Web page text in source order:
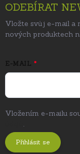
ODEBÍRAT
Vložte svůj e-mail a
nových produktech
E-MAIL
Vložením e-mailu
.
Přihlásit se